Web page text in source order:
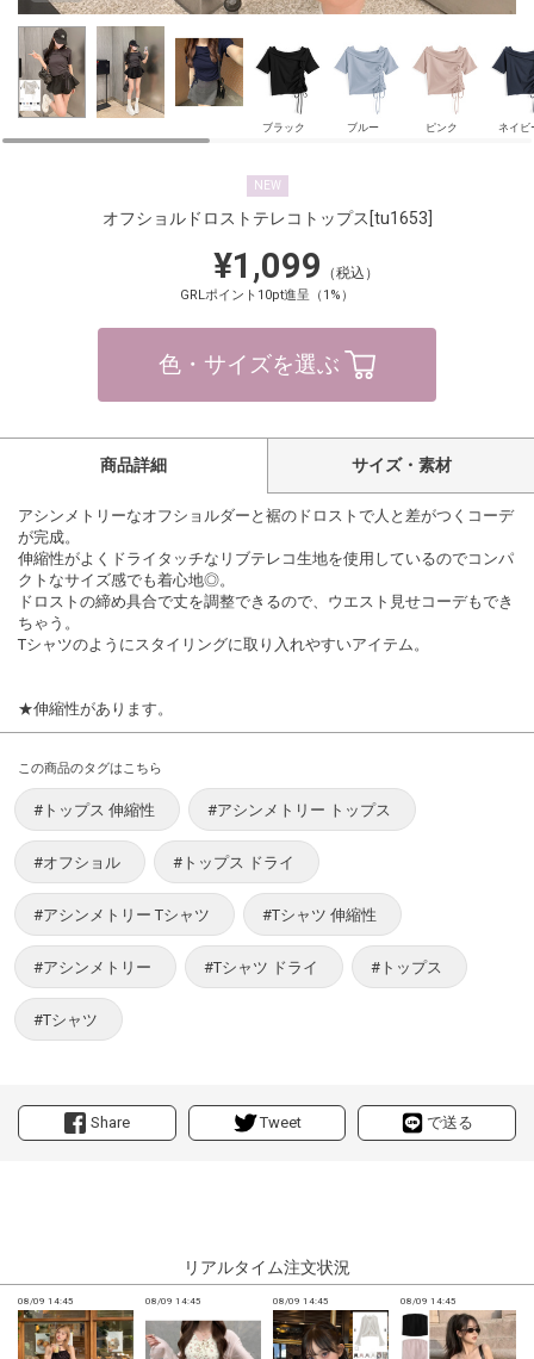
ブラック ブルー ピンク ネイビ
NEW
オフショルドロストテレコトップス [tu1653]
¥1,099 （税込）
GRLポイント10pt進呈（1%）
色・サイズを選ぶ
Share Tweet で送る
商品詳細 サイズ・素材
アシンメトリーなオフショルダーと裾のドロストで人と差がつくコーデ
が完成。
伸縮性がよくドライタッチなリブテレコ生地を使用しているのでコンパ
クトなサイズ感でも着心地◎。
ドロストの締め具合で丈を調整できるので、ウエスト見せコーデもでき
ちゃう。
Tシャツのようにスタイリングに取り入れやすいアイテム。
★伸縮性があります。
この商品のタグはこちら
#トップス 伸縮性 #アシンメトリー トップス
#オフショル #トップス ドライ
#アシンメトリー Tシャツ #Tシャツ 伸縮性
#アシンメトリー #Tシャツ ドライ #トップス
#Tシャツ
リアルタイム注文状況
08/09 14:45 08/09 14:45 08/09 14:45 08/09 14:45